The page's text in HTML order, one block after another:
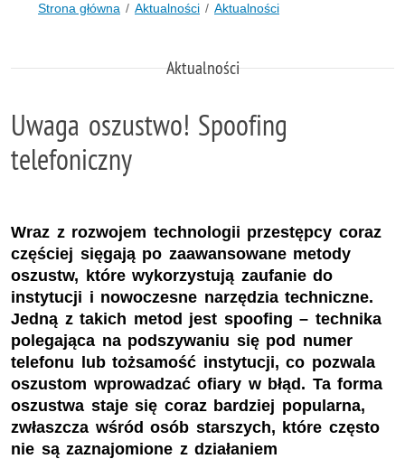
Strona główna Aktualności Aktualności
Aktualności
Uwaga oszustwo! Spoofing
telefoniczny
Wraz z rozwojem technologii przestępcy coraz
częściej sięgają po zaawansowane metody
oszustw, które wykorzystują zaufanie do
instytucji i nowoczesne narzędzia techniczne.
Jedną z takich metod jest spoofing – technika
polegająca na podszywaniu się pod numer
telefonu lub tożsamość instytucji, co pozwala
oszustom wprowadzać ofiary w błąd. Ta forma
oszustwa staje się coraz bardziej popularna,
zwłaszcza wśród osób starszych, które często
nie są zaznajomione z działaniem